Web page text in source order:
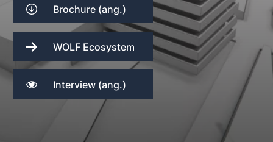
Brochure (ang.)
WOLF Ecosystem
Interview (ang.)